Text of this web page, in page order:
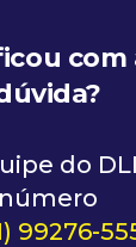
do
número
99276-